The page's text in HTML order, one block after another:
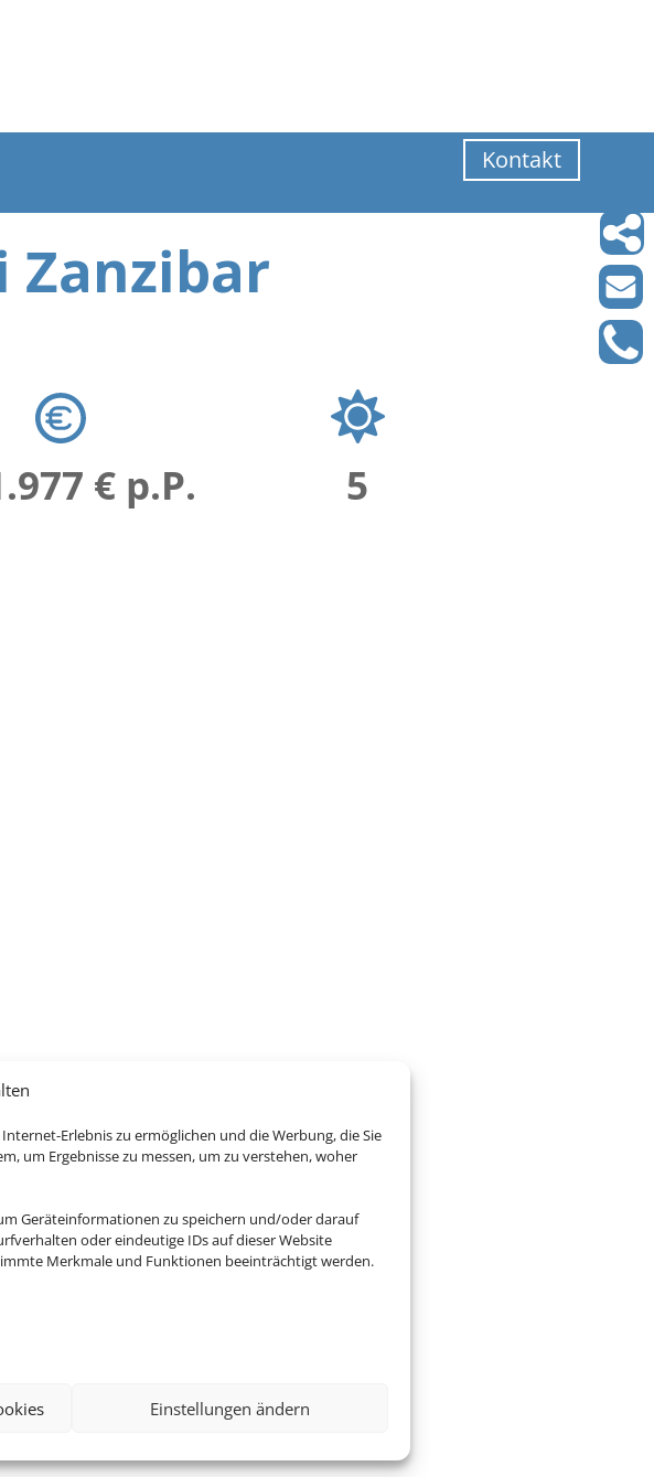
Erlebnis zu ermöglichen und die Werbung, die Sie
um Ergebnisse zu messen, um zu verstehen, woher
Geräteinformationen zu speichern und/oder darauf
oder eindeutige IDs auf dieser Website
Merkmale und Funktionen beeinträchtigt werden.
Einstellungen ändern
Kontakt
Zanzibar
€ p.P. 5